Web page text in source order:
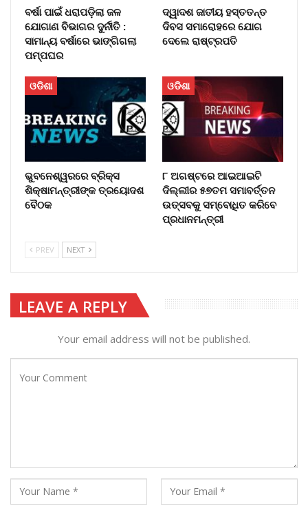
ବର୍ଷା ପାଇଁ ଧରାପଡ଼ିଲା ଜଳ
ଯୋଗାଣ ବିଭାଗର ଦୁର୍ନୀତି :
ସାମାନ୍ୟ ବର୍ଷାରେ ଭାଙ୍ଗିଗଲା
ପମ୍ପଘର
ଦ୍ୱାଦଶ ଜାତୀୟ ହସ୍ତତନ୍ତ
ଦିବସ ସମାରୋହରେ ଯୋଗ
ଦେଲେ ରାଷ୍ଟ୍ରପତି
ଓଡିଶା
ଭୁବନେଶ୍ୱରରେ ବ୍ରିକ୍ସ
ଶିକ୍ଷାମନ୍ତ୍ରୀଙ୍କ ତ୍ରୟୋଦଶ
ବୈଠକ
ଓଡିଶା
୮ ଅଗଷ୍ଟରେ ଆଇଆଇଟି
ଦିଲ୍ଲୀର ୫୭ତମ ସମାବର୍ତ୍ତନ
ଉତ୍ସବକୁ ସମ୍ବୋଧିତ କରିବେ
ପ୍ରଧାନମନ୍ତ୍ରୀ
PREV NEXT
LEAVE A REPLY
Your email address will not be published.